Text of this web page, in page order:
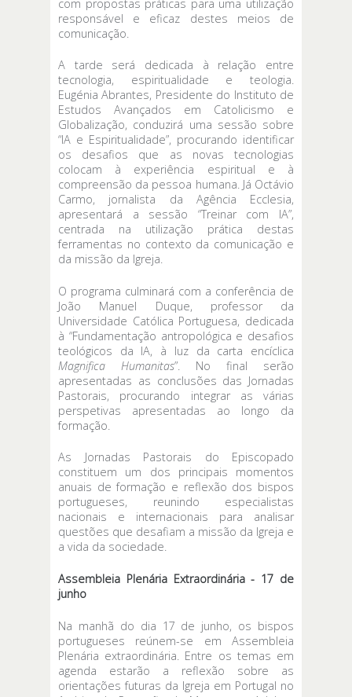
com propostas práticas para uma utilização
responsável e eficaz destes meios de
comunicação.
A tarde será dedicada à relação entre
tecnologia, espiritualidade e teologia.
Eugénia Abrantes, Presidente do Instituto de
Estudos Avançados em Catolicismo e
Globalização, conduzirá uma sessão sobre
“IA e Espiritualidade”, procurando identificar
os desafios que as novas tecnologias
colocam à experiência espiritual e à
compreensão da pessoa humana. Já Octávio
Carmo, jornalista da Agência Ecclesia,
apresentará a sessão “Treinar com IA”,
centrada na utilização prática destas
ferramentas no contexto da comunicação e
da missão da Igreja.
O programa culminará com a conferência de
João Manuel Duque, professor da
Universidade Católica Portuguesa, dedicada
à “Fundamentação antropológica e desafios
teológicos da IA, à luz da carta encíclica
Magnifica Humanitas”. No final serão
apresentadas as conclusões das Jornadas
Pastorais, procurando integrar as várias
perspetivas apresentadas ao longo da
formação.
As Jornadas Pastorais do Episcopado
constituem um dos principais momentos
anuais de formação e reflexão dos bispos
portugueses, reunindo especialistas
nacionais e internacionais para analisar
questões que desafiam a missão da Igreja e
a vida da sociedade.
Assembleia Plenária Extraordinária - 17 de
junho
Na manhã do dia 17 de junho, os bispos
portugueses reúnem-se em Assembleia
Plenária extraordinária. Entre os temas em
agenda estarão a reflexão sobre as
orientações futuras da Igreja em Portugal no